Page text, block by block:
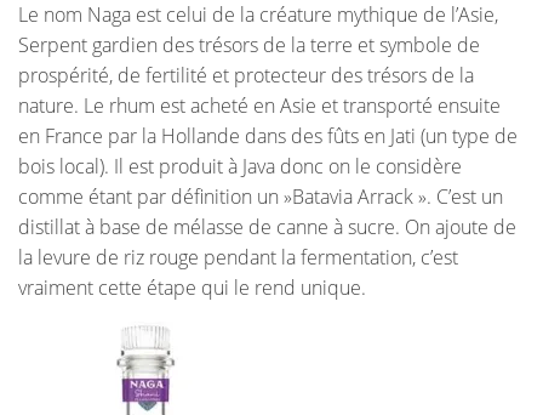
Le nom Naga est celui de la créature mythique de l’Asie,
Serpent gardien des trésors de la terre et symbole de
prospérité, de fertilité et protecteur des trésors de la
nature. Le rhum est acheté en Asie et transporté ensuite
en France par la Hollande dans des fûts en Jati (un type de
bois local). Il est produit à Java donc on le considère
comme étant par définition un »Batavia Arrack ». C’est un
distillat à base de mélasse de canne à sucre. On ajoute de
la levure de riz rouge pendant la fermentation, c’est
vraiment cette étape qui le rend unique.